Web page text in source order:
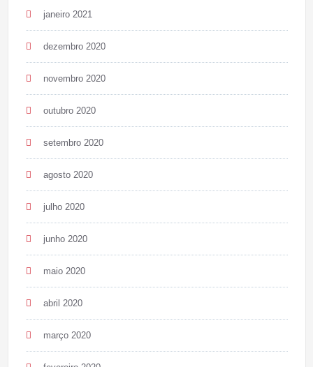
janeiro 2021
dezembro 2020
novembro 2020
outubro 2020
setembro 2020
agosto 2020
julho 2020
junho 2020
maio 2020
abril 2020
março 2020